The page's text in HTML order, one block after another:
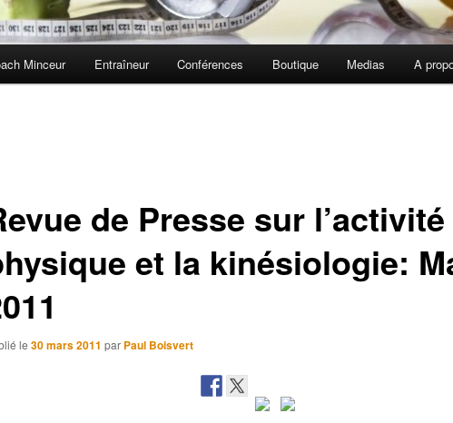
Minceur Entraîneur Conférences Boutique Medias A
de Presse sur l’activité
et la kinésiologie:
le 30 mars 2011 par Paul Boisvert